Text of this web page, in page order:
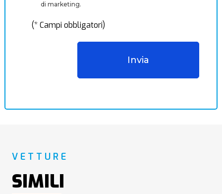
di marketing.
(* Campi obbligatori)
VETTURE
SIMILI